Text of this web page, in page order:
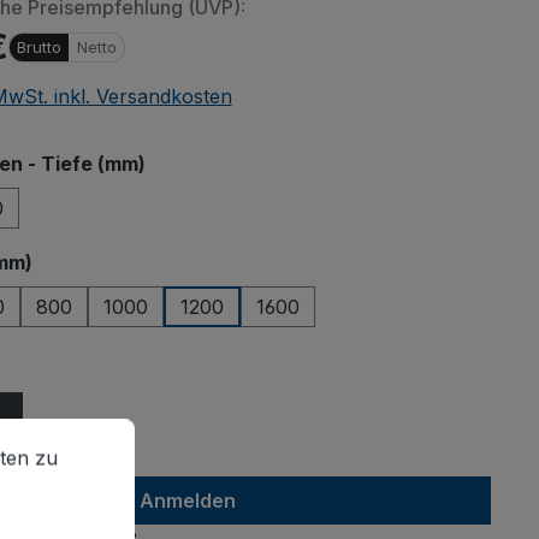
Preisempfehlung (UVP):
Brutto Netto
inkl. Versandkosten
- Tiefe (mm)auswählen
auswählen
800 1000 1200 1600
Anmelden
zu können.
Mehr Informationen ...
zu